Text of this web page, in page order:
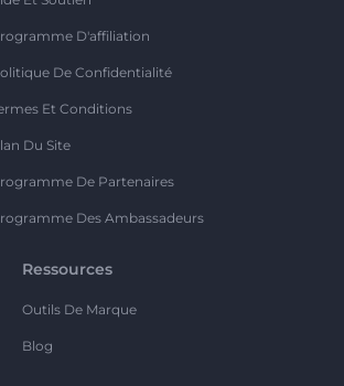
D'affiliation
De Confidentialité
Et Conditions
Du Site
De Partenaires
Des Ambassadeurs
Ressources
Outils De Marque
Blog